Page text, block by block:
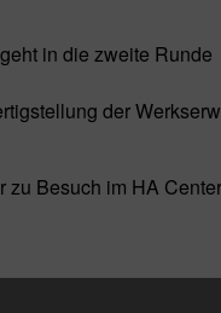
in die zweite Runde
der
zu Besuch im HA